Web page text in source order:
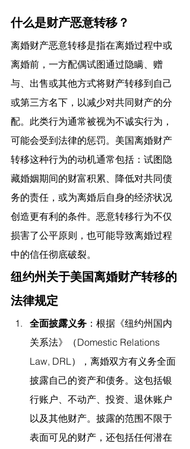
什么是财产恶意转移？
离婚财产恶意转移是指在离婚过程中或
离婚前，一方配偶试图通过隐瞒、赠
与、出售或其他方式将财产转移到自己
或第三方名下，以减少对共同财产的分
配。此类行为通常被视为不诚实行为，
可能会受到法律的惩罚。美国离婚财产
转移这种行为的动机通常包括：试图隐
藏婚姻期间的财富积累、降低对共同债
务的责任，或为离婚后自身的经济状况
创造更有利的条件。恶意转移行为不仅
损害了公平原则，也可能导致离婚过程
中的信任彻底破裂。
纽约州关于美国离婚财产转移的
法律规定
全面披露义务 ：根据《纽约州国内
关系法》（Domestic Relations
Law, DRL），离婚双方有义务全面
披露自己的资产和债务。这包括银
行账户、不动产、投资、退休账户
以及其他财产。披露的范围不限于
表面可见的财产，还包括任何潜在